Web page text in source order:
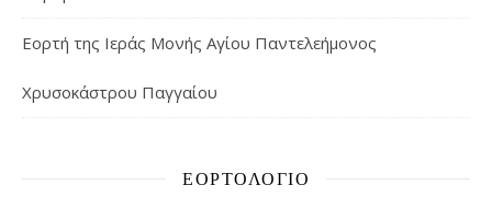
Εορτή της Ιεράς Μονής Αγίου Παντελεήμονος
Χρυσοκάστρου Παγγαίου
ΕΟΡΤΟΛΌΓΙΟ